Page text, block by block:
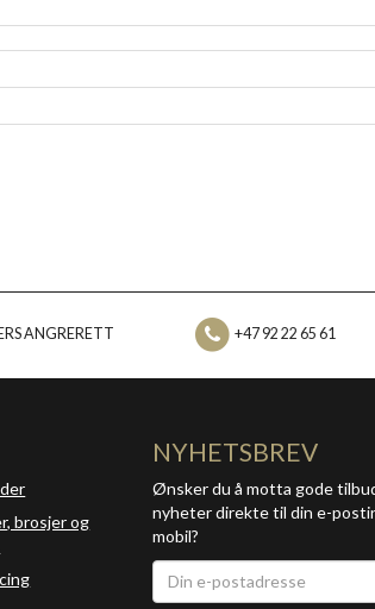
ANGRERETT +47 92 22 65 61
brosjer og
NYHETSBREV
Ønsker du å motta gode
nyheter direkte til din e-
mobil?